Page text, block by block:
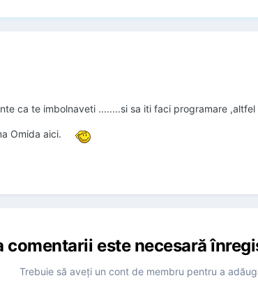
ca te imbolnaveti ........si sa iti faci programare
Omida aici.
comentarii este necesară
Trebuie să aveţi un cont de membru pentru a